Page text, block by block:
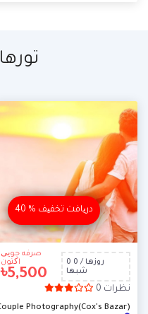
40 % دریافت تخفیف
صرفه جویی
اکنون
৳5,500
0 روزها / 0
شبها
0 نظرات
Photography(Cox's Bazar)